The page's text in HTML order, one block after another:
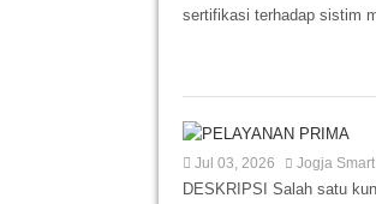
sertifikasi terhadap sistim
Jul 03, 2026 Jogja
DESKRIPSI Salah satu